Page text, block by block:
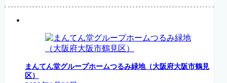
まんてん堂グループホームつるみ緑地（大阪府大阪市鶴見
区）